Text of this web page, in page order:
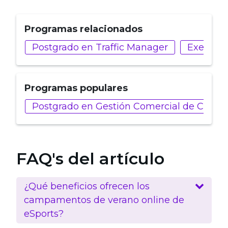
Programas relacionados
Postgrado en Traffic Manager
Programas populares
Postgrado en Gestión Comercial de
FAQ's del artículo
¿Qué beneficios ofrecen los
campamentos de verano online de
eSports?